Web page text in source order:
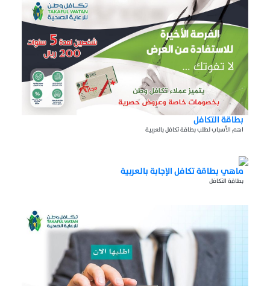
بطاقة التكافل
اهم الأسباب لطلب بطاقة تكافل بالعربية
ماهي بطاقة تكافل الإجابة بالعربية
بطاقة التكافل